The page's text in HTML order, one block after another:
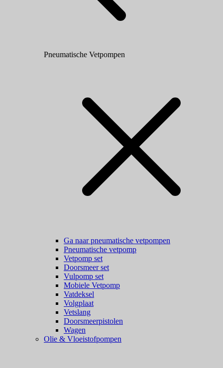
Pneumatische Vetpompen
Ga naar pneumatische vetpompen
Pneumatische vetpomp
Vetpomp set
Doorsmeer set
Vulpomp set
Mobiele Vetpomp
Vatdeksel
Volgplaat
Vetslang
Doorsmeerpistolen
Wagen
Olie & Vloeistofpompen